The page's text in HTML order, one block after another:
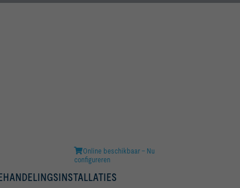
Online beschikbaar - Nu
configureren